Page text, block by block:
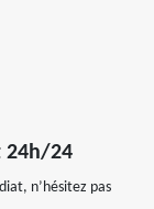
24h/24
n’hésitez pas